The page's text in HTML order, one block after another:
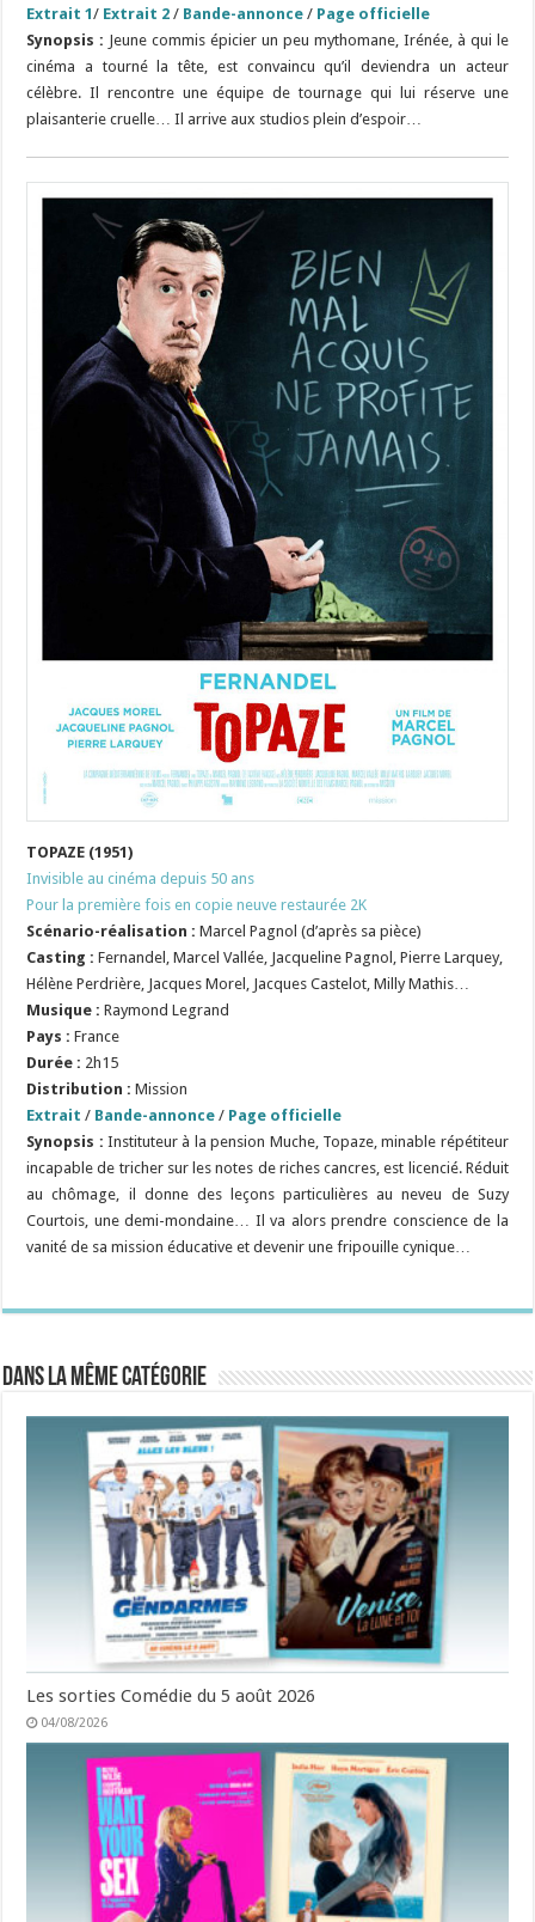
Extrait 1/ Extrait 2 / Bande-annonce / Page officielle
Synopsis : Jeune commis épicier un peu mythomane, Irénée, à qui le
cinéma a tourné la tête, est convaincu qu’il deviendra un acteur
célèbre. Il rencontre une équipe de tournage qui lui réserve une
plaisanterie cruelle… Il arrive aux studios plein d’espoir…
TOPAZE (1951)
Invisible au cinéma depuis 50 ans
Pour la première fois en copie neuve restaurée 2K
Scénario-réalisation : Marcel Pagnol (d’après sa pièce)
Casting :Fernandel, Marcel Vallée, Jacqueline Pagnol, Pierre Larquey,
Hélène Perdrière, Jacques Morel, Jacques Castelot, Milly Mathis…
Musique : Raymond Legrand
Pays : France
Durée : 2h15
Distribution : Mission
Extrait / Bande-annonce / Page officielle
Synopsis :Instituteur à la pension Muche, Topaze, minable répétiteur
incapable de tricher sur les notes de riches cancres, est licencié. Réduit
au chômage, il donne des leçons particulières au neveu de Suzy
Courtois, une demi-mondaine… Il va alors prendre conscience de la
vanité de sa mission éducative et devenir une fripouille cynique…
Dans la même catégorie
Les sorties Comédie du 5 août 2026
04/08/2026